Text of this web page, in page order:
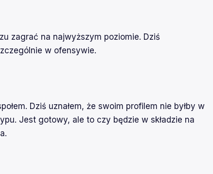
zagrać na najwyższym poziomie. Dziś
w ofensywie.
Dziś uznałem, że swoim profilem nie byłby w
Jest gotowy, ale to czy będzie w składzie na